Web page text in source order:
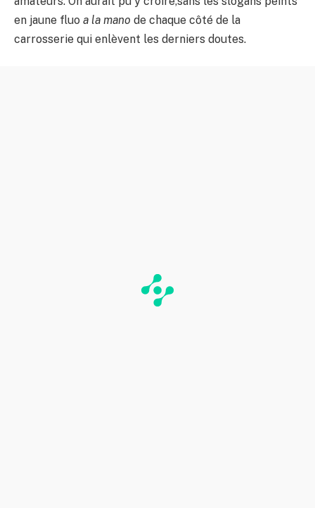
en jaune fluo a la mano de chaque côté de la
carrosserie qui enlèvent les derniers doutes.